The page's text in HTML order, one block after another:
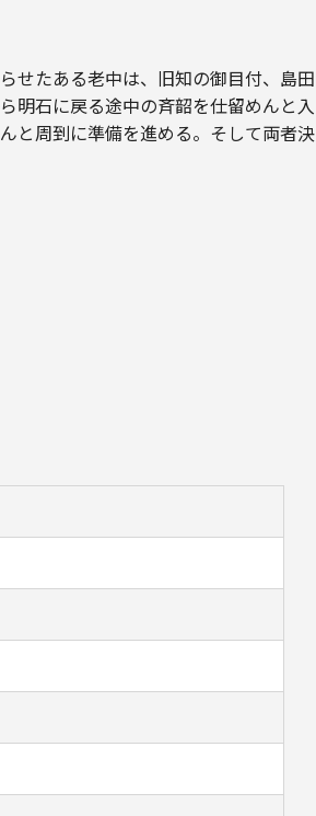
せたある老中は、旧知の御目付、島田
明石に戻る途中の斉韶を仕留めんと入
と周到に準備を進める。そして両者決